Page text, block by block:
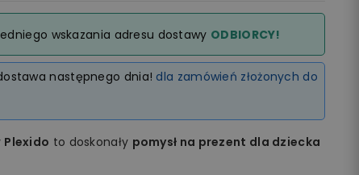
wskazania adresu dostawy ODBIORCY!
następnego dnia! dla zamówień złożonych do
Plexido to doskonały pomysł na prezent dla dziecka